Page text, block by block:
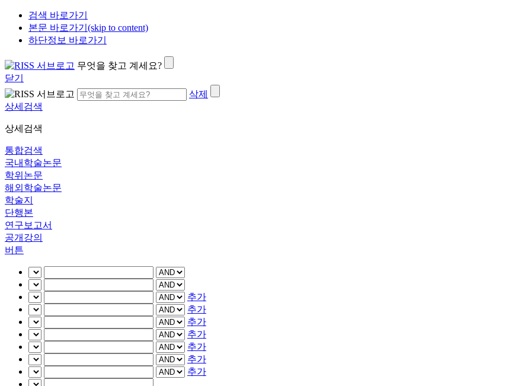
검색 바로가기
본문 바로가기(skip to content)
하단정보 바로가기
무엇을 찾고 계세요?
닫기
삭제
상세검색
상세검색
통합검색
국내학술논문
학위논문
해외학술논문
학술지
단행본
연구보고서
공개강의
버튼
추가
추가
추가
추가
추가
추가
추가